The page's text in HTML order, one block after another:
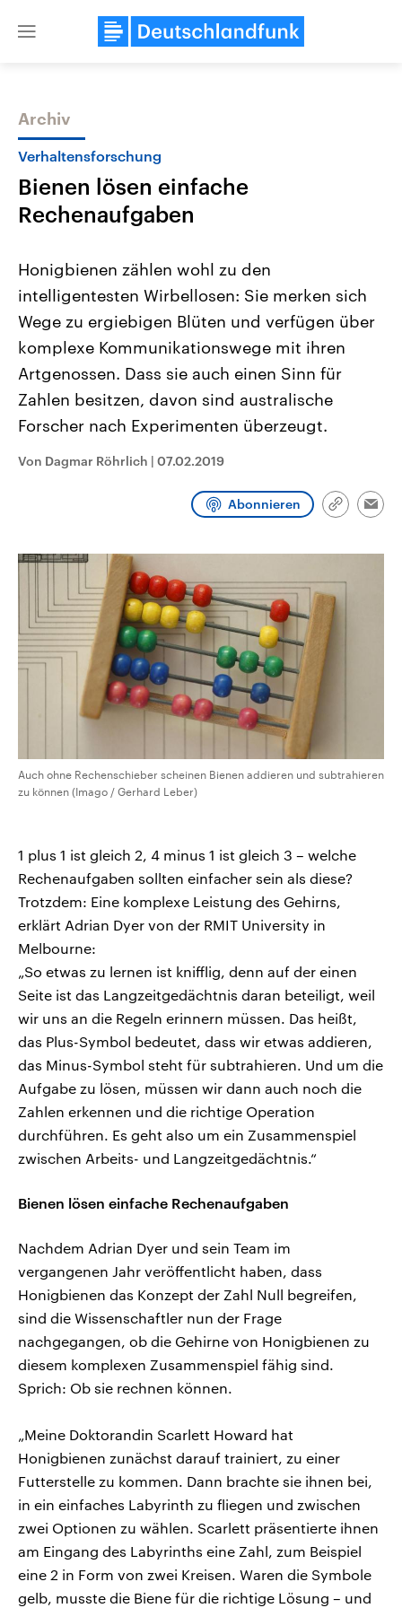
Close
Themen
Landtagswahl Sachsen-Anhalt
2026
Alle Informationen
Sachsen-Anhalt wählt am 6.
September 2026 einen neuen
Landtag. Seit 2021 wird das
Bundesland von einer Koalition aus
Umfragen, Prognosen,
und Hintergründe zu den Parteien
und Kandidaten der anstehenden
USA
Aktuelle Beiträge,
Hintergründe
Wirtschaftlich und
gehören die Vereinigten
den mächtigsten Ländern
mit großem Einfluss auf
Sendungen Programm
Archiv
Verhaltensforschung
Bienen lösen einfache
Rechenaufgaben
Honigbienen zählen wohl zu den
intelligentesten Wirbellosen: Sie merken sich
Wege zu ergiebigen Blüten und verfügen über
komplexe Kommunikationswege mit ihren
Artgenossen. Dass sie auch einen Sinn für
Zahlen besitzen, davon sind australische
Forscher nach Experimenten überzeugt.
Von Dagmar Röhrlich | 07.02.2019
Abonnieren
Link
Auch ohne Rechenschieber scheinen Bienen addieren und subtrahieren
zu können (Imago / Gerhard Leber)
1 plus 1 ist gleich 2, 4 minus 1 ist gleich 3 – welche
Rechenaufgaben sollten einfacher sein als diese?
Trotzdem: Eine komplexe Leistung des Gehirns,
erklärt Adrian Dyer von der RMIT University in
Melbourne:
„So etwas zu lernen ist knifflig, denn auf der einen
Seite ist das Langzeitgedächtnis daran beteiligt, weil
wir uns an die Regeln erinnern müssen. Das heißt,
das Plus-Symbol bedeutet, dass wir etwas addieren,
das Minus-Symbol steht für subtrahieren. Und um die
Aufgabe zu lösen, müssen wir dann auch noch die
Zahlen erkennen und die richtige Operation
durchführen. Es geht also um ein Zusammenspiel
zwischen Arbeits- und Langzeitgedächtnis.“
Bienen lösen einfache Rechenaufgaben
Nachdem Adrian Dyer und sein Team im
vergangenen Jahr veröffentlicht haben, dass
Honigbienen das Konzept der Zahl Null begreifen,
sind die Wissenschaftler nun der Frage
nachgegangen, ob die Gehirne von Honigbienen zu
diesem komplexen Zusammenspiel fähig sind.
Sprich: Ob sie rechnen können.
„Meine Doktorandin Scarlett Howard hat
Honigbienen zunächst darauf trainiert, zu einer
Futterstelle zu kommen. Dann brachte sie ihnen bei,
in ein einfaches Labyrinth zu fliegen und zwischen
zwei Optionen zu wählen. Scarlett präsentierte ihnen
am Eingang des Labyrinths eine Zahl, zum Beispiel
eine 2 in Form von zwei Kreisen. Waren die Symbole
gelb, musste die Biene für die richtige Lösung – und